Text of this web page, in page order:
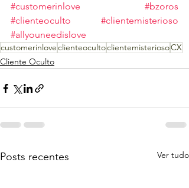
#customerinlove
#bzoros
#clienteoculto
#clientemisterioso
#allyouneedislove
customerinloveclienteocultoclientemisteriosoCX
Cliente Oculto
Posts recentes Ver tudo